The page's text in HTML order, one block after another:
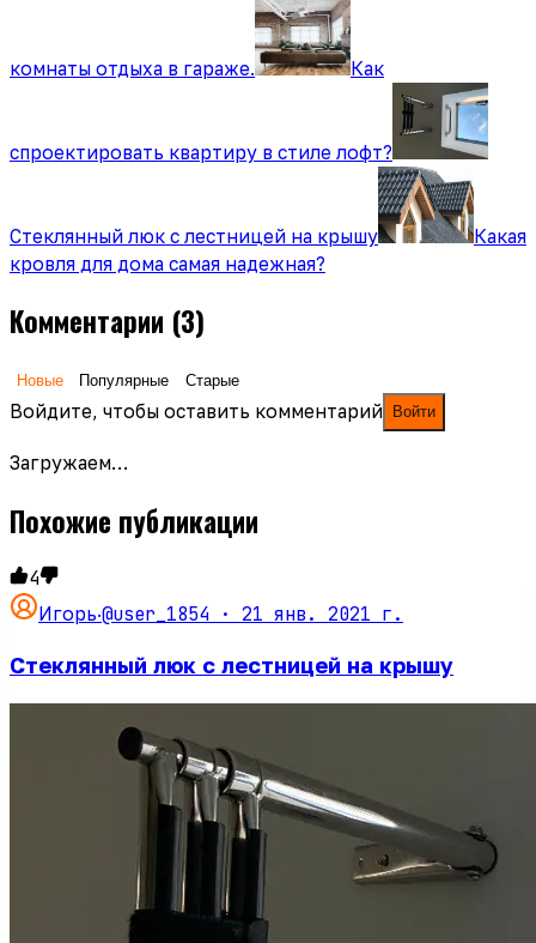
комнаты отдыха в гараже. Как
спроектировать квартиру в стиле лофт?
Стеклянный люк с лестницей на крышу
Какая
кровля для дома самая надежная?
Комментарии (3)
Новые Популярные Старые
Войдите, чтобы оставить комментарий Войти
Загружаем…
Похожие публикации
4
Игорь·@user_1854 · 21 янв. 2021 г.
Стеклянный люк с лестницей на крышу